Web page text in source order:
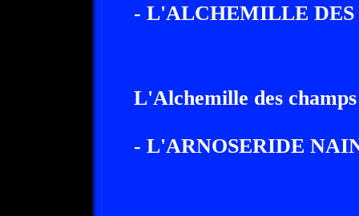
- L'ALCHEMILLE DES
L'Alchemille des champs
- L'ARNOSERIDE